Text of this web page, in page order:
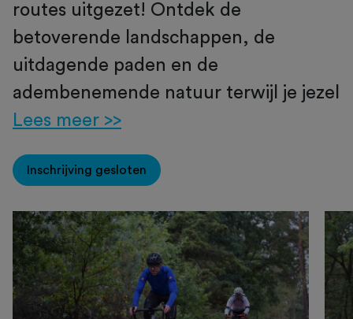
routes uitgezet! Ontdek de
betoverende landschappen, de
uitdagende paden en de
adembenemende natuur terwijl je jezel
Lees meer >>
Inschrijving gesloten